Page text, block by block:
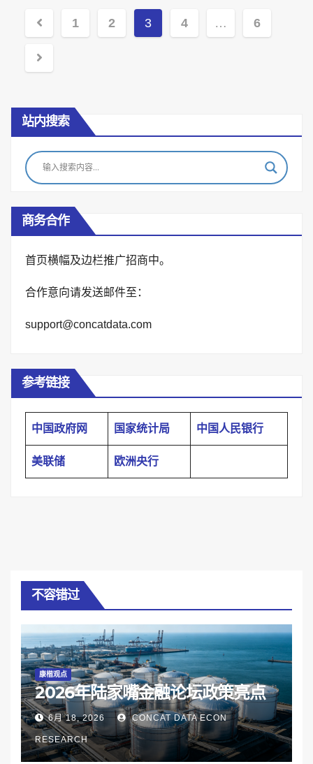
Posts
pagination
1 2 3 4 … 6
站内搜索
商务合作
首页横幅及边栏推广招商中。
合作意向请发送邮件至：
support@concatdata.com
参考链接
中国政府网 国家统计局 中国人民银行
美联储 欧洲央行
不容错过
康楷观点
2026年陆家嘴金融论坛政策亮点
6月 18, 2026 CONCAT DATA ECON
RESEARCH